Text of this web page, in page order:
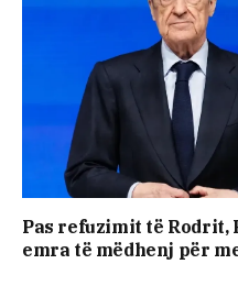
Pas refuzimit të Rodrit,
emra të mëdhenj për